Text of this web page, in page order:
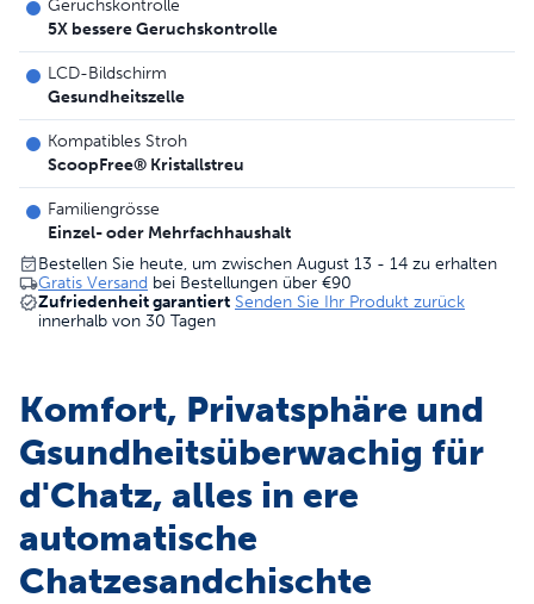
Geruchskontrolle
5X bessere Geruchskontrolle
LCD-Bildschirm
Gesundheitszelle
Kompatibles Stroh
ScoopFree® Kristallstreu
Familiengrösse
Einzel- oder Mehrfachhaushalt
Bestellen Sie heute, um zwischen August 13 - 14 zu erhalten
Gratis Versand bei Bestellungen über €90
Zufriedenheit garantiert Senden Sie Ihr Produkt zurück
innerhalb von 30 Tagen
Komfort, Privatsphäre und
Gsundheitsüberwachig für
d'Chatz, alles in ere
automatische
Chatzesandchischte